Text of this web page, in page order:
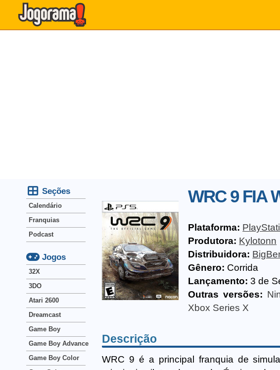
WRC 9 FIA
Plataforma:
Produtora: Kylotonn
Distribuidora:
Gênero: Corrida
Lançamento: 3 de
Outras versões:
Xbox Series X
Descrição
WRC 9 é a principal franquia de
Seções
Calendário
Franquias
Podcast
Jogos
32X
3DO
Atari 2600
Dreamcast
Game Boy
Game Boy Advance
Game Boy Color